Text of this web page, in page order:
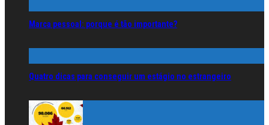
Marca pessoal: porque é tão importante?
Quatro dicas para conseguir um estágio no estrangeiro